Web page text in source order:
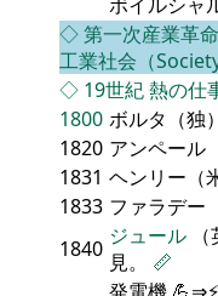
◇第一次産業革命
工業社会（Society
◇ 19世紀熱の仕
1800 ボルタ（独）
1820 アンペール
1831 ヘンリー（
1833 ファラデー
1840 ジュール
見。 📏